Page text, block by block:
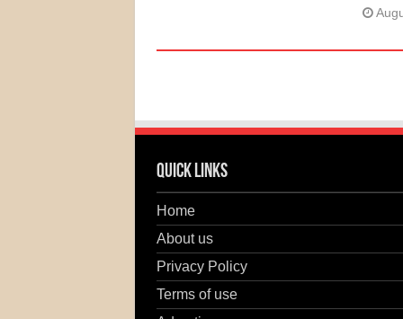
Quick Links
Home
About us
Privacy Policy
Terms of use